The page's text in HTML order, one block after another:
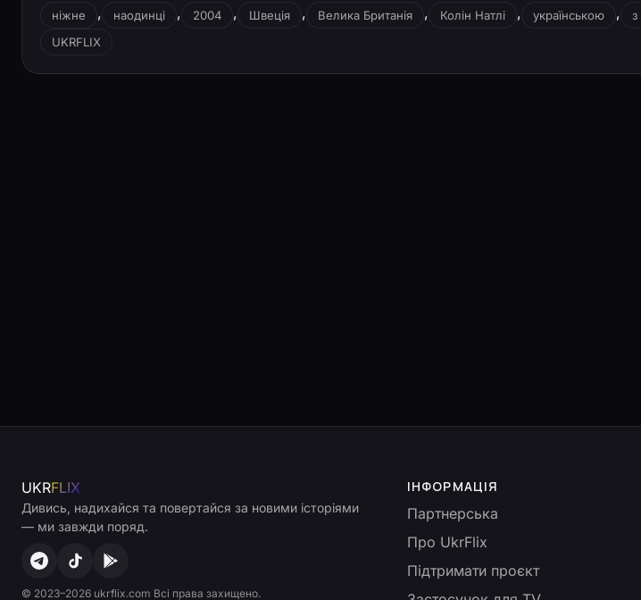
ніжне
, наодинці , 2004 , Швеція , Велика Британія , Колін Натлі , українською , з
UKRFLIX
UKRFLIX
Дивись, надихайся та повертайся за новими історіями
— ми завжди поряд.
© 2023–2026 ukrflix.com Всі права захищено.
ІНФОРМАЦІЯ
Партнерська
Про UkrFlix
Підтримати проєкт